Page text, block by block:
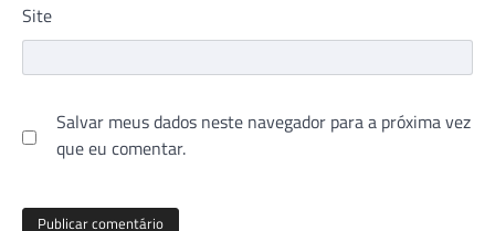
Site
Salvar meus dados neste navegador para a próxima vez
que eu comentar.